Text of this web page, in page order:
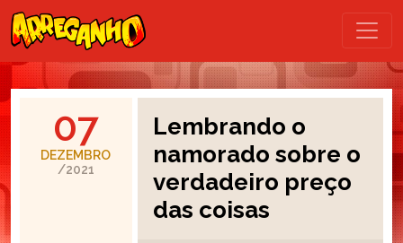
07
DEZEMBRO
/2021
Lembrando o
namorado sobre o
verdadeiro preço
das coisas